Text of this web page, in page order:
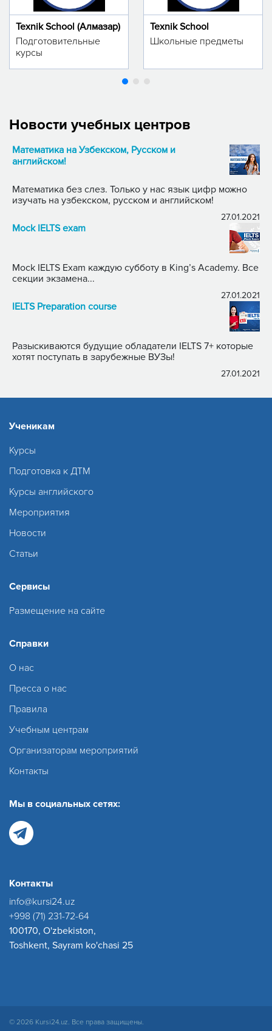
Texnik School (Алмазар)
Подготовительные
курсы
Texnik School
Школьные предметы
Новости учебных центров
Математика на Узбекском, Русском и
английском!
Математика без слез. Только у нас язык цифр можно
изучать на узбекском, русском и английском!
27.01.2021
Mock IELTS exam
Mock IELTS Exam каждую субботу в King’s Academy. Все
секции экзамена...
27.01.2021
IELTS Preparation course
Разыскиваются будущие обладатели IELTS 7+ которые
хотят поступать в зарубежные ВУЗы!
27.01.2021
Ученикам
Курсы
Подготовка к ДТМ
Курсы английского
Мероприятия
Новости
Статьи
Сервисы
Размещение на сайте
Справки
О нас
Пресса о нас
Правила
Учебным центрам
Организаторам мероприятий
Контакты
Мы в социальных сетях:
Контакты
info@kursi24.uz
+998 (71) 231-72-64
100170, O'zbekiston,
Toshkent, Sayram ko'chasi 25
© 2026 Kursi24.uz. Все права защищены.